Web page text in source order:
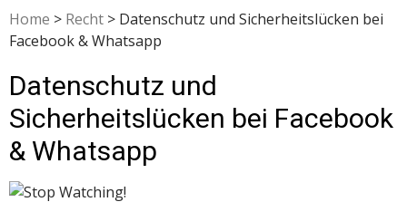
Home > Recht > Datenschutz und Sicherheitslücken bei
Facebook & Whatsapp
Datenschutz und
Sicherheitslücken bei Facebook
& Whatsapp